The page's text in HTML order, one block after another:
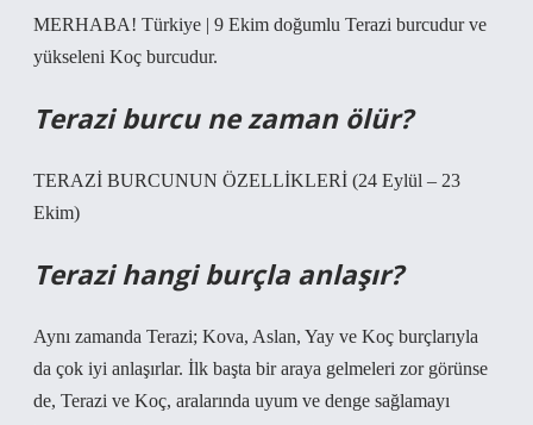
MERHABA! Türkiye | 9 Ekim doğumlu Terazi burcudur ve
yükseleni Koç burcudur.
Terazi burcu ne zaman ölür?
TERAZİ BURCUNUN ÖZELLİKLERİ (24 Eylül – 23
Ekim)
Terazi hangi burçla anlaşır?
Aynı zamanda Terazi; Kova, Aslan, Yay ve Koç burçlarıyla
da çok iyi anlaşırlar. İlk başta bir araya gelmeleri zor görünse
de, Terazi ve Koç, aralarında uyum ve denge sağlamayı